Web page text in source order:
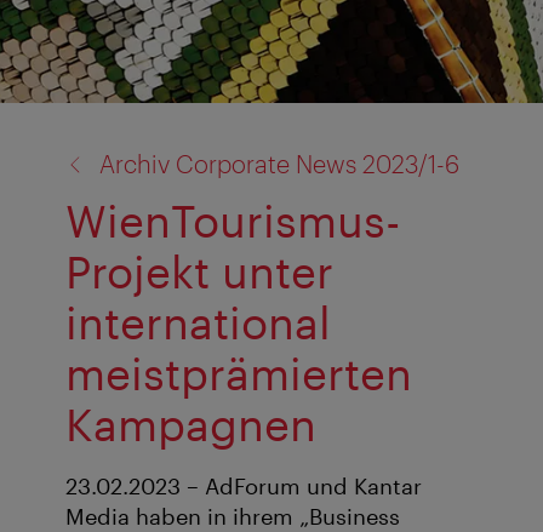
Archiv Corporate News 2023/1-6
WienTourismus-
Projekt unter
international
meistprämierten
Kampagnen
23.02.2023 – AdForum und Kantar
Media haben in ihrem „Business